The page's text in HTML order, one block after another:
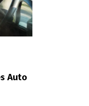
Auto